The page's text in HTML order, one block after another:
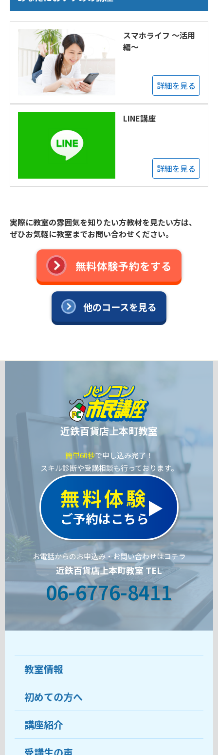
スマホライフ ～活用
編～
詳細を見る
LINE講座
詳細を見る
実際に教室の雰囲気を知りたい方教材を見たい方は、
ぜひお気軽に教室までお問い合わせください。
無料体験予約をする
他のコースを見る
近鉄百貨店上本町教室
簡単60秒で申し込み完了！
スキル診断や受講相談も行っております。
無料体験
ご予約はこちら
お電話からのお申込み・お問い合わせはコチラ
近鉄百貨店上本町教室 TEL
06-6776-8411
教室情報
教室について
受講生の声
おすすめ・人気の講座
初めての方へ
ココがおすすめ
料金
講座紹介